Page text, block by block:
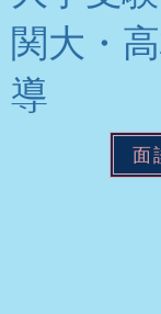
関大・
導
面